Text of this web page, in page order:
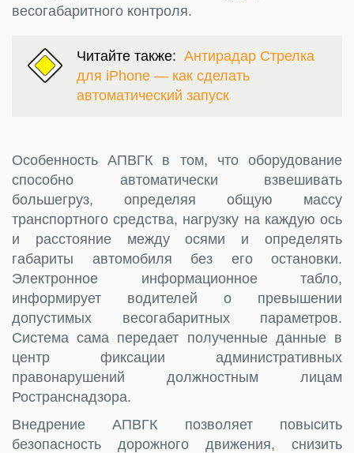
весогабаритного контроля.
Читайте также: Антирадар Стрелка
для iPhone — как сделать
автоматический запуск
Особенность АПВГК в том, что оборудование
способно автоматически взвешивать
большегруз, определяя общую массу
транспортного средства, нагрузку на каждую ось
и расстояние между осями и определять
габариты автомобиля без его остановки.
Электронное информационное табло,
информирует водителей о превышении
допустимых весогабаритных параметров.
Система сама передает полученные данные в
центр фиксации административных
правонарушений должностным лицам
Ространснадзора.
Внедрение АПВГК позволяет повысить
безопасность дорожного движения, снизить